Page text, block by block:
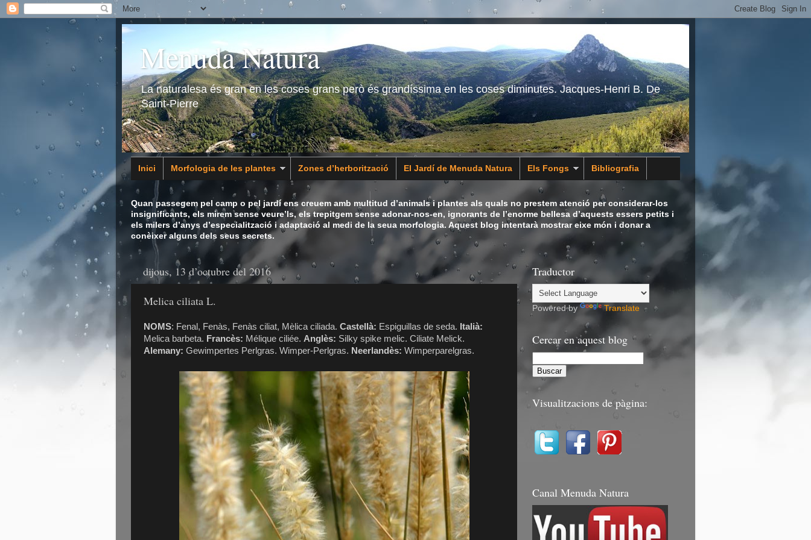
Menuda Natura
La naturalesa és gran en les coses grans però és grandíssima en les coses diminutes. Jacques-Henri B. De
Saint-Pierre
Inici Morfologia de les plantes Zones d’herborització El Jardí de Menuda Natura Els Fongs Bibliografia
Animalia
Quan passegem pel camp o pel jardí ens creuem amb multitud d’animals i plantes als quals no prestem atenció per considerar-los
insignificants, els mirem sense veure’ls, els trepitgem sense adonar-nos-en, ignorants de l’enorme bellesa d’aquests essers petits i
els milers d’anys d’especialització i adaptació al medi de la seua morfologia. Aquest blog intentarà mostrar eixe món i donar a
conèixer alguns dels seus secrets.
dijous, 13 d’octubre del 2016
Melica ciliata L.
NOMS: Fenal, Fenàs, Fenàs ciliat, Mèlica ciliada. Castellà: Espiguillas de seda. Italià:
Melica barbeta. Francès: Mélique ciliée. Anglès: Silky spike melic. Ciliate Melick.
Alemany: Gewimpertes Perlgras. Wimper-Perlgras. Neerlandès: Wimperparelgras.
Traductor
Powered by Translate
Cercar en aquest blog
Visualitzacions de pàgina:
Canal Menuda Natura